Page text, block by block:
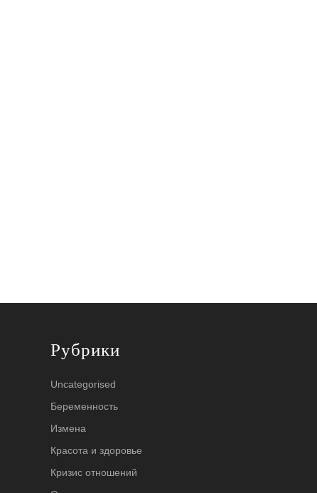
Рубрики
Uncategorised
Беременность
Измена
Красота и здоровье
Кризис отношений